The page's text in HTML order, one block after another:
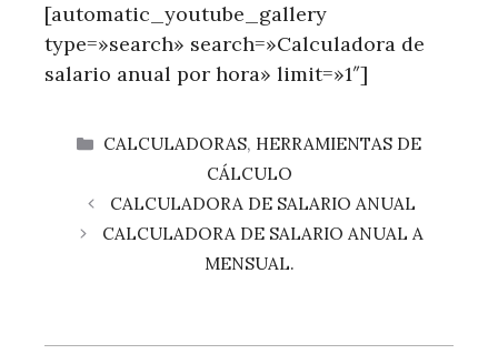
[automatic_youtube_gallery
type=»search» search=»Calculadora de
salario anual por hora» limit=»1″]
CATEGORÍAS
CALCULADORAS, HERRAMIENTAS DE
CÁLCULO
CALCULADORA DE SALARIO ANUAL
CALCULADORA DE SALARIO ANUAL A
MENSUAL.